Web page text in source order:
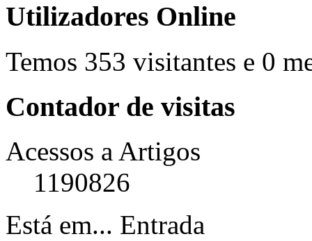
Utilizadores Online
Temos 353 visitantes e 0
Contador de visitas
Acessos a Artigos
1190826
Está em... Entrada